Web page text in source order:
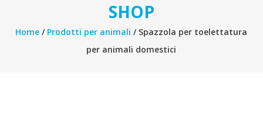
SHOP
Home / Prodotti per animali / Spazzola per toelettatura
per animali domestici